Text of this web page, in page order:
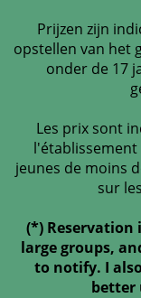
Prijzen zijn
opstellen van het
onder de 17
Les prix sont
jeunes de moins
sur
(*)
large groups,
to notify. I
better